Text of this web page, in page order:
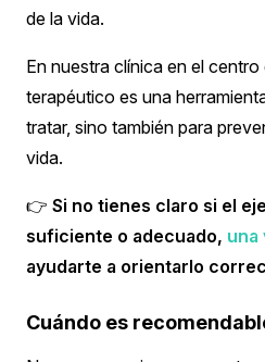
de la vida.
En nuestra clínica en el
terapéutico es una
tratar, sino también para
vida.
👉 Si no tienes claro si el
suficiente o adecuado, una
ayudarte a orientarlo
Cuándo es